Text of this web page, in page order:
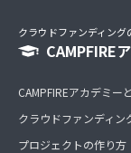
クラウドファンディン
CAMPFIRE
CAMPFIREアカデミー
クラウドファンディン
プロジェクトの作り方